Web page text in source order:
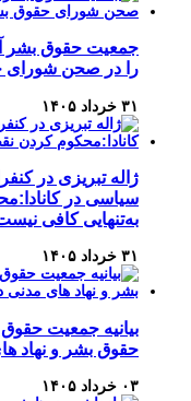
جمعیت حقوق بشر
را در صحن شورای
۳۱ خرداد ۱۴۰۵
ژاله تبریزی در
سیاسی در
به‌تنهایی کافی
۳۱ خرداد ۱۴۰۵
بیانیه جمعیت
حقوق بشر و نهاد
۰۳ خرداد ۱۴۰۵